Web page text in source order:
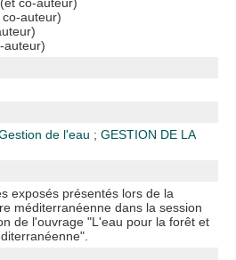
auteur)
auteur)
de l'eau ;GESTION DE LA
exposés présentés lors de la
méditerranéenne dans la session
de l'ouvrage "L'eau pour la forêt et